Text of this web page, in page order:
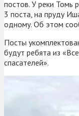
постов. У реки Томь
3 поста, на пруду
одному. Об этом
Посты
будут ребята из
спасателей».